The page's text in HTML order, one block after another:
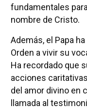
fundamentales
nombre de Cristo.
Además, el Papa
Orden a vivir su
Ha recordado que
acciones
del amor divino en
llamada al